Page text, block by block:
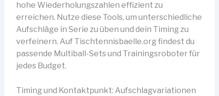
hohe Wiederholungszahlen effizient zu
erreichen. Nutze diese Tools, um unterschiedliche
Aufschläge in Serie zu üben und dein Timing zu
verfeinern. Auf Tischtennisbaelle.org findest du
passende Multiball-Sets und Trainingsroboter für
jedes Budget.
Timing und Kontaktpunkt: Aufschlagvariationen